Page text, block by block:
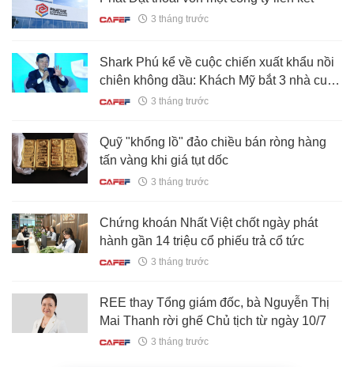
3 tháng trước
Shark Phú kể về cuộc chiến xuất khẩu nồi
chiên không dầu: Khách Mỹ bắt 3 nhà cung
cấp “đấu giá sinh tồn”, vừa hạ giá xong thì
3 tháng trước
Quỹ "khổng lồ" đảo chiều bán ròng hàng
tấn vàng khi giá tụt dốc
3 tháng trước
Chứng khoán Nhất Việt chốt ngày phát
hành gần 14 triệu cổ phiếu trả cổ tức
3 tháng trước
REE thay Tổng giám đốc, bà Nguyễn Thị
Mai Thanh rời ghế Chủ tịch từ ngày 10/7
3 tháng trước